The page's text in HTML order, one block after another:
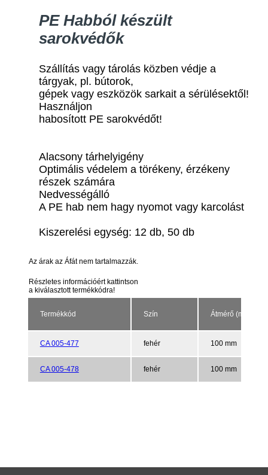
PE Habból készült
sarokvédők
Szállítás vagy tárolás közben védje a
tárgyak, pl. bútorok,
gépek vagy eszközök sarkait a sérülésektől!
Használjon
habosított PE sarokvédőt!
Alacsony tárhelyigény
Optimális védelem a törékeny, érzékeny
részek számára
Nedvességálló
A PE hab nem hagy nyomot vagy karcolást
Kiszerelési egység: 12 db, 50 db
Az árak az Áfát nem tartalmazzák.
Részletes információért kattintson
a kiválasztott termékkódra!
Termékkód Szín Átmérő (mm)
CA 005-477 fehér 100 mm
CA 005-478 fehér 100 mm